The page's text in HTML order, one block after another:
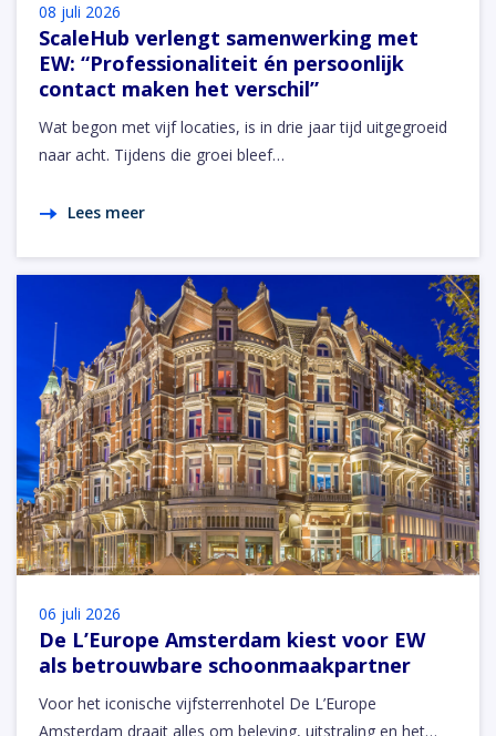
08 juli 2026
ScaleHub verlengt samenwerking met
EW: “Professionaliteit én persoonlijk
contact maken het verschil”
Wat begon met vijf locaties, is in drie jaar tijd uitgegroeid
naar acht. Tijdens die groei bleef…
Lees meer
06 juli 2026
De L’Europe Amsterdam kiest voor EW
als betrouwbare schoonmaakpartner
Voor het iconische vijfsterrenhotel De L’Europe
Amsterdam draait alles om beleving, uitstraling en het…